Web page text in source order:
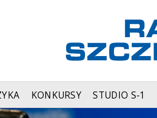
KONKURSY STUDIO S-1